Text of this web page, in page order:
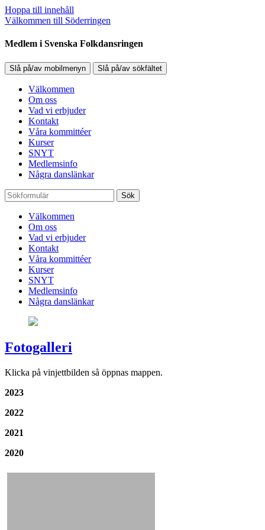
Hoppa till innehåll
Välkommen till Söderringen
Medlem i Svenska Folkdansringen
Slå på/av mobilmenyn Slå på/av sökfältet
Välkommen
Om oss
Vad vi erbjuder
Kontakt
Våra kommittéer
Kurser
SNYT
Medlemsinfo
Några danslänkar
Sök
Välkommen
Om oss
Vad vi erbjuder
Kontakt
Våra kommittéer
Kurser
SNYT
Medlemsinfo
Några danslänkar
Fotogalleri
Klicka på vinjettbilden så öppnas mappen.
2023
2022
2021
2020